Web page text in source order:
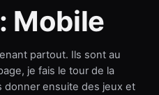
Mobile
partout. Ils sont au
je fais le tour de la
donner ensuite des jeux et